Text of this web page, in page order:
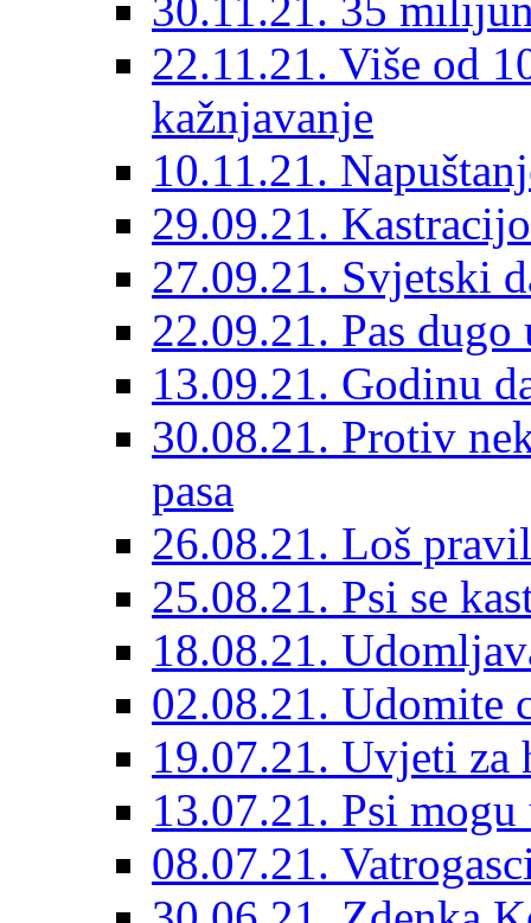
22.11.21. Više od
kažnjavanje
10.11.21.
29.09.21.
27.09.21. Svjetski
22.09.21. Pas
13.09.21. Godinu
30.08.21. Protiv
pasa
26.08.21. Loš
25.08.21. Psi se
18.08.21.
02.08.21. Udomite
19.07.21. Uvjeti za
13.07.21. Psi
08.07.21.